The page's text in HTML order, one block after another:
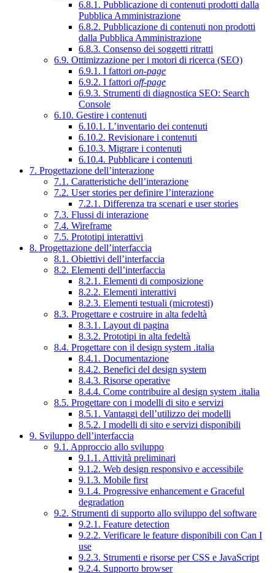
6.8.1. Pubblicazione di contenuti prodotti dalla
Pubblica Amministrazione
6.8.2. Pubblicazione di contenuti non prodotti
dalla Pubblica Amministrazione
6.8.3. Consenso dei soggetti ritratti
6.9. Ottimizzazione per i motori di ricerca (SEO)
6.9.1. I fattori on-page
6.9.2. I fattori off-page
6.9.3. Strumenti di diagnostica SEO: Search
Console
6.10. Gestire i contenuti
6.10.1. L’inventario dei contenuti
6.10.2. Revisionare i contenuti
6.10.3. Migrare i contenuti
6.10.4. Pubblicare i contenuti
7. Progettazione dell’interazione
7.1. Caratteristiche dell’interazione
7.2. User stories per definire l’interazione
7.2.1. Differenza tra scenari e user stories
7.3. Flussi di interazione
7.4. Wireframe
7.5. Prototipi interattivi
8. Progettazione dell’interfaccia
8.1. Obiettivi dell’interfaccia
8.2. Elementi dell’interfaccia
8.2.1. Elementi di composizione
8.2.2. Elementi interattivi
8.2.3. Elementi testuali (microtesti)
8.3. Progettare e costruire in alta fedeltà
8.3.1. Layout di pagina
8.3.2. Prototipi in alta fedeltà
8.4. Progettare con il design system .italia
8.4.1. Documentazione
8.4.2. Benefici del design system
8.4.3. Risorse operative
8.4.4. Come contribuire al design system .italia
8.5. Progettare con i modelli di sito e servizi
8.5.1. Vantaggi dell’utilizzo dei modelli
8.5.2. I modelli di sito e servizi disponibili
9. Sviluppo dell’interfaccia
9.1. Approccio allo sviluppo
9.1.1. Attività preliminari
9.1.2. Web design responsivo e accessibile
9.1.3. Mobile first
9.1.4. Progressive enhancement e Graceful
degradation
9.2. Strumenti di supporto allo sviluppo del software
9.2.1. Feature detection
9.2.2. Verificare le feature disponibili con Can I
use
9.2.3. Strumenti e risorse per CSS e JavaScript
9.2.4. Supporto browser